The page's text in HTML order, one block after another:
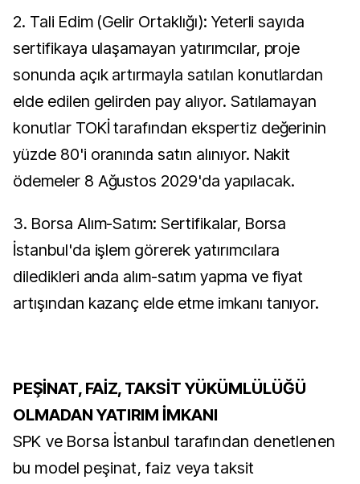
2. Tali Edim (Gelir Ortaklığı): Yeterli sayıda
sertifikaya ulaşamayan yatırımcılar, proje
sonunda açık artırmayla satılan konutlardan
elde edilen gelirden pay alıyor. Satılamayan
konutlar TOKİ tarafından ekspertiz değerinin
yüzde 80'i oranında satın alınıyor. Nakit
ödemeler 8 Ağustos 2029'da yapılacak.
3. Borsa Alım-Satım: Sertifikalar, Borsa
İstanbul'da işlem görerek yatırımcılara
diledikleri anda alım-satım yapma ve fiyat
artışından kazanç elde etme imkanı tanıyor.
PEŞİNAT, FAİZ, TAKSİT YÜKÜMLÜLÜĞÜ
OLMADAN YATIRIM İMKANI
SPK ve Borsa İstanbul tarafından denetlenen
bu model peşinat, faiz veya taksit